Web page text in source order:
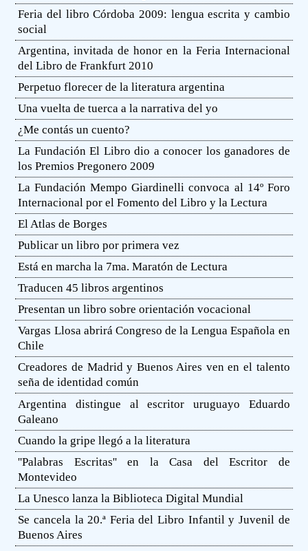
Feria del libro Córdoba 2009: lengua escrita y cambio
social
Argentina, invitada de honor en la Feria Internacional
del Libro de Frankfurt 2010
Perpetuo florecer de la literatura argentina
Una vuelta de tuerca a la narrativa del yo
¿Me contás un cuento?
La Fundación El Libro dio a conocer los ganadores de
los Premios Pregonero 2009
La Fundación Mempo Giardinelli convoca al 14º Foro
Internacional por el Fomento del Libro y la Lectura
El Atlas de Borges
Publicar un libro por primera vez
Está en marcha la 7ma. Maratón de Lectura
Traducen 45 libros argentinos
Presentan un libro sobre orientación vocacional
Vargas Llosa abrirá Congreso de la Lengua Española en
Chile
Creadores de Madrid y Buenos Aires ven en el talento
seña de identidad común
Argentina distingue al escritor uruguayo Eduardo
Galeano
Cuando la gripe llegó a la literatura
''Palabras Escritas'' en la Casa del Escritor de
Montevideo
La Unesco lanza la Biblioteca Digital Mundial
Se cancela la 20.ª Feria del Libro Infantil y Juvenil de
Buenos Aires